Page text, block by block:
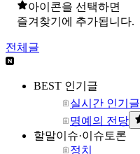
아이콘을 선택하면
즐겨찾기에 추가됩니다.
전체글
BEST 인기글
실시간 인기글
명예의 전당
할말이슈·이슈토론
정치